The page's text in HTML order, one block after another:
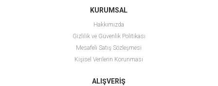
KURUMSAL
Hakkımızda
Gizlilik ve Güvenlik Politikası
Mesafeli Satış Sözleşmesi
Kişisel Verilerin Korunması
ALIŞVERİŞ